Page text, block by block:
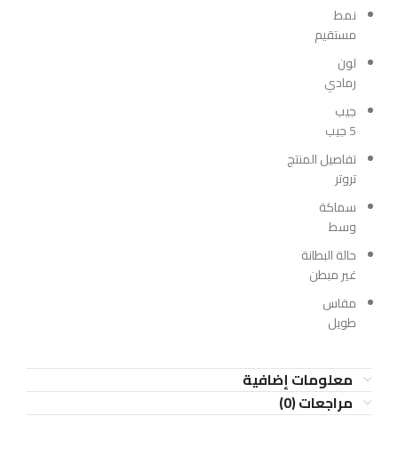
نمط
مستقيم
لون
رمادي
جيب
5 جيب
تفاصيل المنتج
تروتر
سماكة
وسط
حالة البطانة
غير مبطن
مقاس
طويل
معلومات إضافية
مراجعات (0)